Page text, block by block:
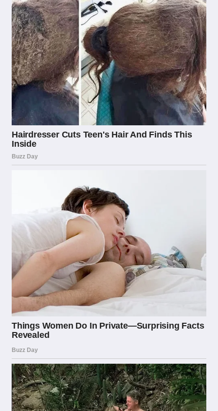
Scommezoid, come portale specializzato
nell’analisi del mercato delle scommesse
italiano, sottolinea frequentemente
l’importanza di verificare la presenza del
numero di concessione ADM sui siti di
scommesse prima di procedere con qualsiasi
registrazione o deposito. Questo numero,
visibile solitamente nel footer del sito, è la
prova tangibile dell’autorizzazione e permette
ai giocatori di verificare direttamente sul sito
ufficiale dell’ADM la validità della licenza
Un aspetto spesso sottovalutato riguarda le
implicazioni fiscali per i giocatori. In Italia, le
vincite ottenute presso operatori licenziati
ADM sono soggette a un regime fiscale
specifico: la tassazione avviene generalmente
alla fonte, il che significa che il bookmaker paga
le imposte sulle scommesse e le vincite nette
vengono erogate al giocatore senza ulteriori
obblighi dichiarativi nella maggior parte dei
casi. Questa semplificazione fiscale
rappresenta un ulteriore vantaggio concreto
per chi sceglie di affidarsi esclusivamente a
operatori regolamentati.
Il Mercato Italiano Delle